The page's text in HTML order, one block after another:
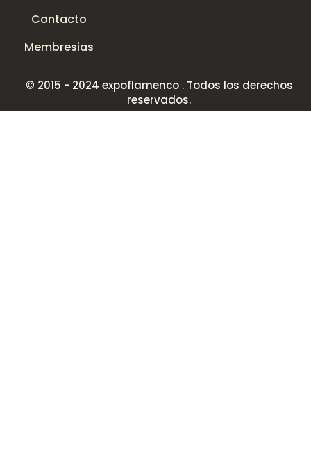
Contacto
Membresias
© 2015 - 2024 expoflamenco . Todos los derechos
reservados.